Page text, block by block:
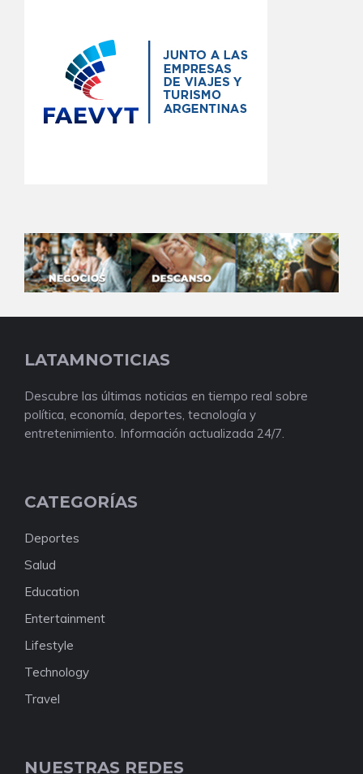
LATAMNOTICIAS
Descubre las últimas noticias en tiempo real sobre
política, economía, deportes, tecnología y
entretenimiento. Información actualizada 24/7.
CATEGORÍAS
Deportes
Salud
Education
Entertainment
Lifestyle
Technology
Travel
NUESTRAS REDES